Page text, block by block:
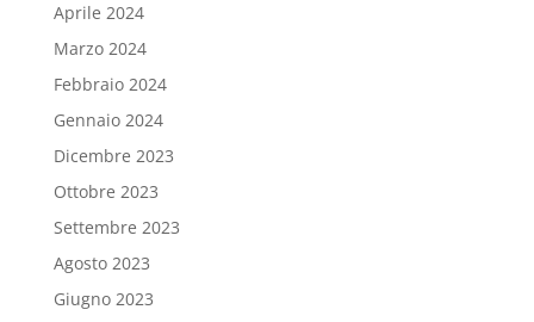
Aprile 2024
Marzo 2024
Febbraio 2024
Gennaio 2024
Dicembre 2023
Ottobre 2023
Settembre 2023
Agosto 2023
Giugno 2023